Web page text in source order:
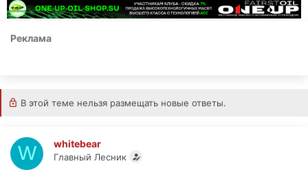
Реклама
В этой теме нельзя размещать новые ответы.
W whitebear
Главный Лесник